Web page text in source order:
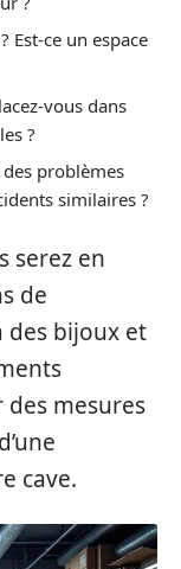
Est-ce un espace
vous dans
?
problèmes
similaires ?
serez en
de
des bijoux et
mesures
cave.